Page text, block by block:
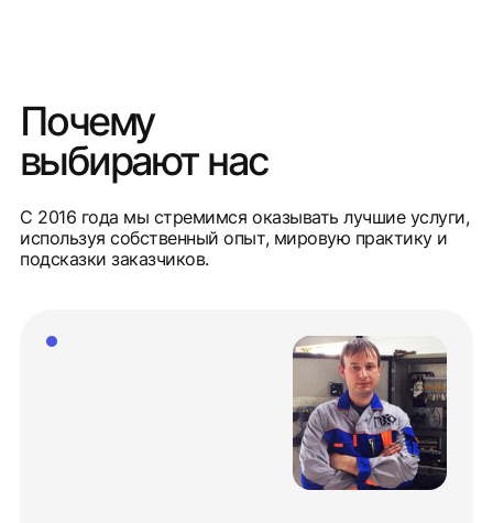
Почему
выбирают нас
С 2016 года мы стремимся оказывать лучшие услуги,
используя собственный опыт, мировую практику и
подсказки заказчиков.